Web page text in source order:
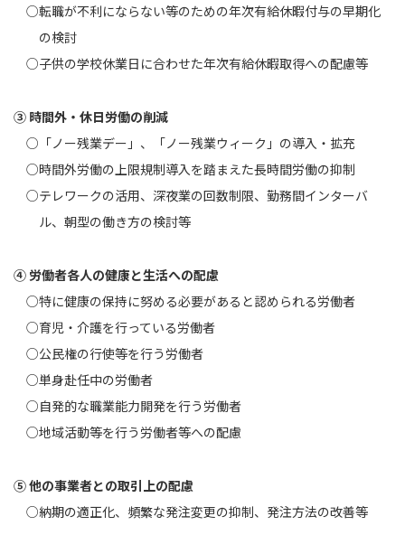
○転職が不利にならない等のための年次有給休暇付与の早期化
の検討
○子供の学校休業日に合わせた年次有給休暇取得への配慮等
③ 時間外・休日労働の削減
○「ノー残業デー」、「ノー残業ウィーク」の導入・拡充
○時間外労働の上限規制導入を踏まえた長時間労働の抑制
○テレワークの活用、深夜業の回数制限、勤務間インターバ
ル、朝型の働き方の検討等
④ 労働者各人の健康と生活への配慮
○特に健康の保持に努める必要があると認められる労働者
○育児・介護を行っている労働者
○公民権の行使等を行う労働者
○単身赴任中の労働者
○自発的な職業能力開発を行う労働者
○地域活動等を行う労働者等への配慮
⑤ 他の事業者との取引上の配慮
○納期の適正化、頻繁な発注変更の抑制、発注方法の改善等